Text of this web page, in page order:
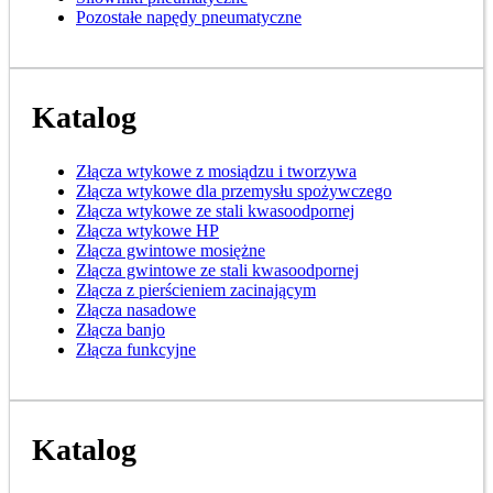
Pozostałe napędy pneumatyczne
Katalog
Złącza wtykowe z mosiądzu i tworzywa
Złącza wtykowe dla przemysłu spożywczego
Złącza wtykowe ze stali kwasoodpornej
Złącza wtykowe HP
Złącza gwintowe mosiężne
Złącza gwintowe ze stali kwasoodpornej
Złącza z pierścieniem zacinającym
Złącza nasadowe
Złącza banjo
Złącza funkcyjne
Katalog